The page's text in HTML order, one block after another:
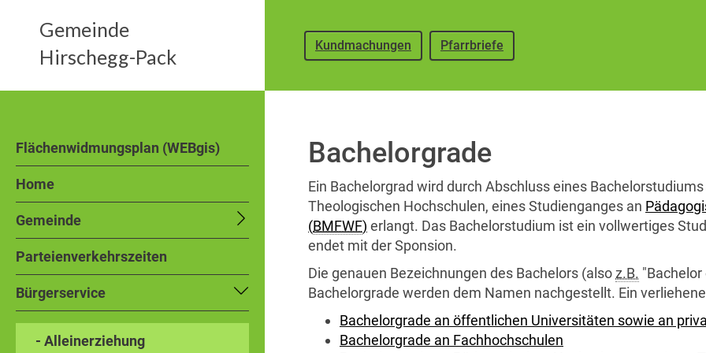
Kundmachungen Pfarrbriefe
Gemeinde
Hirschegg-Pack
Flächenwidmungsplan (WEBgis)
Home
Gemeinde
Parteienverkehrszeiten
Bürgerservice
- Alleinerziehung
Bachelorgrade
Ein Bachelorgrad wird durch Abschluss eines Bachelorstudiums
Theologischen Hochschulen, eines Studienganges an
(BMFWF) erlangt. Das Bachelorstudium ist ein vollwertiges
endet mit derSponsion.
Die genauen Bezeichnungen des Bachelors (alsoz.B. "Bachelor
Bachelorgrade werden dem Namen nachgestellt. Ein
Bachelorgrade an öffentlichen Universitäten sowie an
Bachelorgrade an Fachhochschulen